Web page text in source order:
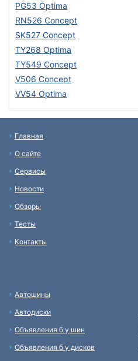
PG53 Optima
RN526 Concept
SK527 Concept
TY268 Optima
TY549 Concept
V506 Concept
VV54 Optima
Главная
О сайте
Сервисы
Новости
Обзоры
Тесты
Контакты
Автошины
Автодиски
Объявления б у шин
Объявления б у дисков